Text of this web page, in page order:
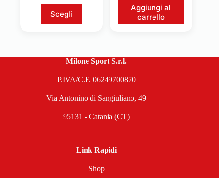
Scegli
Aggiungi al
carrello
Milone Sport S.r.l.
P.IVA/C.F. 06249700870
Via Antonino di Sangiuliano, 49
95131 - Catania (CT)
Link Rapidi
Shop